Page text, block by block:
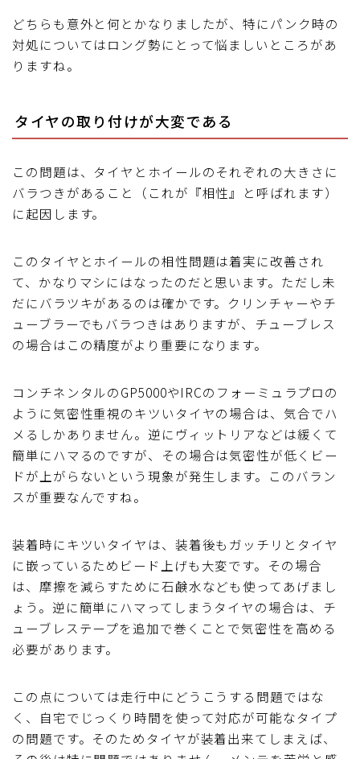
どちらも意外と何とかなりましたが、特にパンク時の
対処についてはロング勢にとって悩ましいところがあ
りますね。
タイヤの取り付けが大変である
この問題は、タイヤとホイールのそれぞれの大きさに
バラつきがあること（これが『相性』と呼ばれます）
に起因します。
このタイヤとホイールの相性問題は着実に改善され
て、かなりマシにはなったのだと思います。ただし未
だにバラツキがあるのは確かです。クリンチャーやチ
ューブラーでもバラつきはありますが、チューブレス
の場合はこの精度がより重要になります。
コンチネンタルのGP5000やIRCのフォーミュラプロの
ように気密性重視のキツいタイヤの場合は、気合でハ
メるしかありません。逆にヴィットリアなどは緩くて
簡単にハマるのですが、その場合は気密性が低くビー
ドが上がらないという現象が発生します。このバラン
スが重要なんですね。
装着時にキツいタイヤは、装着後もガッチリとタイヤ
に嵌っているためビード上げも大変です。その場合
は、摩擦を減らすために石鹸水なども使ってあげまし
ょう。逆に簡単にハマってしまうタイヤの場合は、チ
ューブレステープを追加で巻くことで気密性を高める
必要があります。
この点については走行中にどうこうする問題ではな
く、自宅でじっくり時間を使って対応が可能なタイプ
の問題です。そのためタイヤが装着出来てしまえば、